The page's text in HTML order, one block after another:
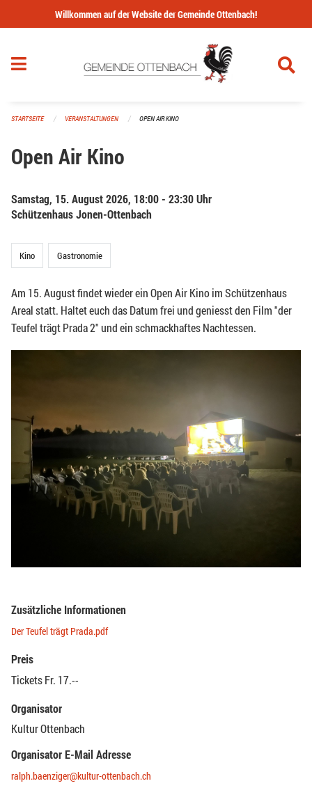
Navigation überspringen
Willkommen auf der Website der Gemeinde Ottenbach!
STARTSEITE VERANSTALTUNGEN OPEN AIR KINO
Open Air Kino
Samstag, 15. August 2026, 18:00 - 23:30 Uhr
Schützenhaus Jonen-Ottenbach
Kino Gastronomie
Am 15. August findet wieder ein Open Air Kino im Schützenhaus
Areal statt. Haltet euch das Datum frei und geniesst den Film "der
Teufel trägt Prada 2" und ein schmackhaftes Nachtessen.
Zusätzliche Informationen
Der Teufel trägt Prada.pdf
Preis
Tickets Fr. 17.--
Organisator
Kultur Ottenbach
Organisator E-Mail Adresse
ralph.baenziger@kultur-ottenbach.ch